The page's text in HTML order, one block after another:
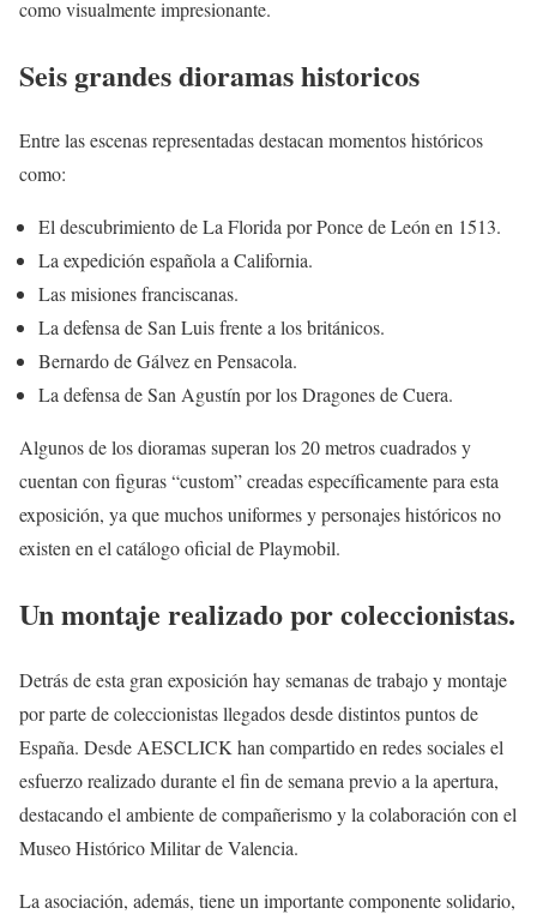
como visualmente impresionante.
Seis grandes dioramas historicos
Entre las escenas representadas destacan momentos históricos
como:
El descubrimiento de La Florida por Ponce de León en 1513.
La expedición española a California.
Las misiones franciscanas.
La defensa de San Luis frente a los británicos.
Bernardo de Gálvez en Pensacola.
La defensa de San Agustín por los Dragones de Cuera.
Algunos de los dioramas superan los 20 metros cuadrados y
cuentan con figuras “custom” creadas específicamente para esta
exposición, ya que muchos uniformes y personajes históricos no
existen en el catálogo oficial de Playmobil.
Un montaje realizado por coleccionistas.
Detrás de esta gran exposición hay semanas de trabajo y montaje
por parte de coleccionistas llegados desde distintos puntos de
España. Desde AESCLICK han compartido en redes sociales el
esfuerzo realizado durante el fin de semana previo a la apertura,
destacando el ambiente de compañerismo y la colaboración con el
Museo Histórico Militar de Valencia.
La asociación, además, tiene un importante componente solidario,